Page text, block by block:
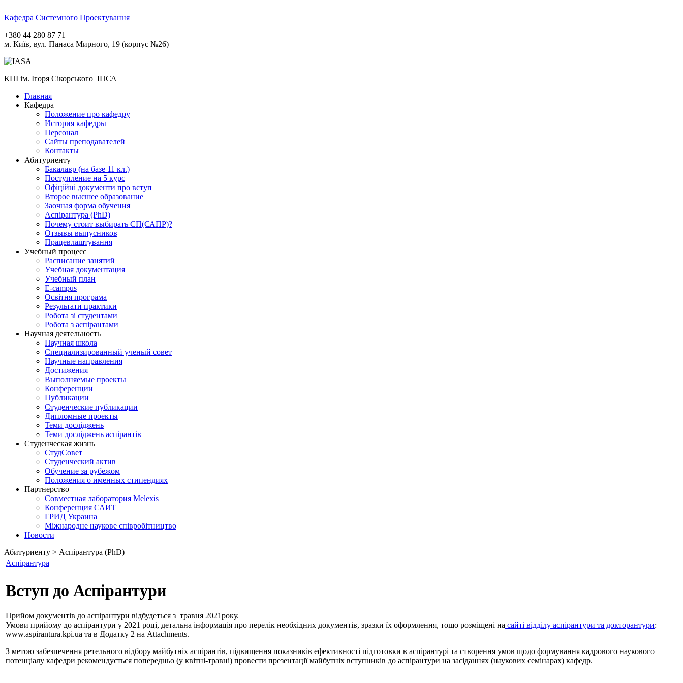
Кафедра Системного Проектування
+380 44 280 87 71
м. Київ, вул. Панаса Мирного, 19 (корпус №26)
КПІ ім. Ігоря Сікорського ІПСА
Главная
Кафедра
Положение про кафедру
История кафедры
Персонал
Сайты преподавателей
Контакты
Абитуриенту
Бакалавр (на базе 11 кл.)
Поступление на 5 курс
Офіційні документи про вступ
Второе высшее образование
Заочная форма обучения
Aспірантура (PhD)
Почему стоит выбирать СП(САПР)?
Отзывы выпусников
Працевлаштування
Учебный процесс
Расписание занятий
Учебная документация
Учебный план
E-campus
Освітня програма
Результати практики
Робота зі студентами
Робота з аспірантами
Научная деятельность
Научная школа
Специализированный ученый совет
Научные направления
Достижения
Выполняемые проекты
Конференции
Публикации
Студенческие публикации
Дипломные проекты
Теми досліджень
Теми досліджень аспірантів
Студенческая жизнь
СтудСовет
Студенческий актив
Обучение за рубежом
Положения о именных стипендиях
Партнерство
Совместная лаборатория Melexis
Конференция САИТ
ГРИД Украина
Міжнародне наукове співробітництво
Новости
Абитуриенту > Aспірантура (PhD)
Аспірантура
Вступ до Аспірантури
Прийом документів до аспірантури відбудеться з травня 2021року.
Умови прийому до аспірантури у 2021 році, детальна інформація про перелік необхідних документів, зразки їх оформлення, тощо розміщені на сайті відділу аспірантури та докторантури:
www.aspirantura.kpi.ua та в Додатку 2 на Attachments.
З метою забезпечення ретельного відбору майбутніх аспірантів, підвищення показників ефективності підготовки в аспірантурі та створення умов щодо формування кадрового наукового
потенціалу кафедри рекомендується попередньо (у квітні-травні) провести презентації майбутніх вступників до аспірантури на засіданнях (наукових семінарах) кафедр.